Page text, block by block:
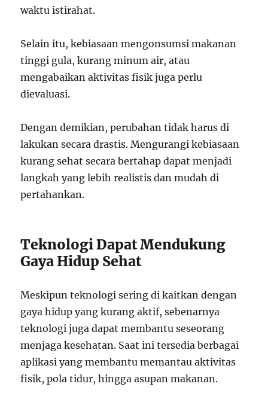
waktu istirahat.
Selain itu, kebiasaan mengonsumsi makanan
tinggi gula, kurang minum air, atau
mengabaikan aktivitas fisik juga perlu
dievaluasi.
Dengan demikian, perubahan tidak harus di
lakukan secara drastis. Mengurangi kebiasaan
kurang sehat secara bertahap dapat menjadi
langkah yang lebih realistis dan mudah di
pertahankan.
Teknologi Dapat Mendukung
Gaya Hidup Sehat
Meskipun teknologi sering di kaitkan dengan
gaya hidup yang kurang aktif, sebenarnya
teknologi juga dapat membantu seseorang
menjaga kesehatan. Saat ini tersedia berbagai
aplikasi yang membantu memantau aktivitas
fisik, pola tidur, hingga asupan makanan.